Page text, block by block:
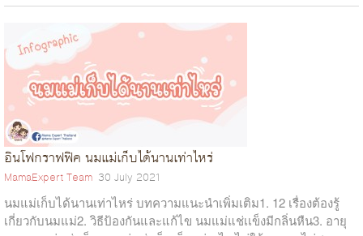
อินโฟกราฟฟิค นมแม่เก็บได้นานเท่าไหร่
MamaExpert Team 30 July 2021
นมแม่เก็บได้นานเท่าไหร่ บทความแนะนำเพิ่มเติม1. 12 เรื่องต้องรู้
เกี่ยวกับนมแม่2. วิธีป้องกันและแก้ไข นมแม่แช่เเข็งมีกลิ่นหืน3. อายุ